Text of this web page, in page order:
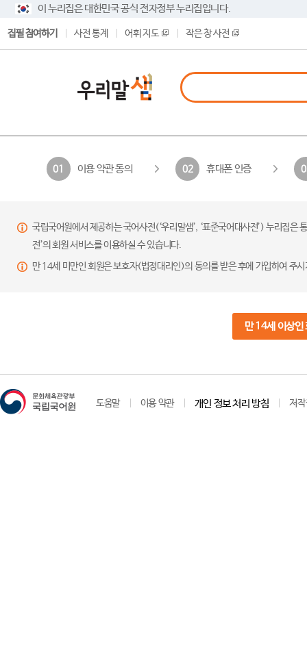
이 누리집은 대한민국 공식 전자정부 누리집입니다.
집필 참여하기 사전 통계 어휘 지도 작은 창 사전
01 이용 약관 동의 02 휴대폰 인증
국립국어원에서 제공하는 국어사전(‘우리말샘’, ‘표준국어대사전’) 누리집
전’의 회원 서비스를 이용하실 수 있습니다.
만 14세 미만인 회원은 보호자(법정대리인)의 동의를 받은 후에 가입하여 주
만 14세 이상인
도움말 이용 약관 개인 정보 처리 방침 저